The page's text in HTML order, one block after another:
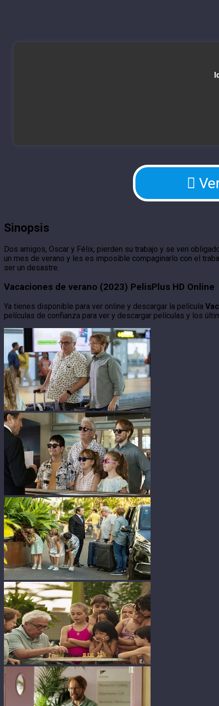
Sinopsis
Dos amigos, Oscar y Félix, pierden su trabajo y se ven
un mes de verano y les es imposible compaginarlo con el
ser un desastre.
Vacaciones de verano (2023) PelisPlus HD Online
Ya tienes disponible para ver online y descargar la película
películas de confianza para ver y descargar películas y los